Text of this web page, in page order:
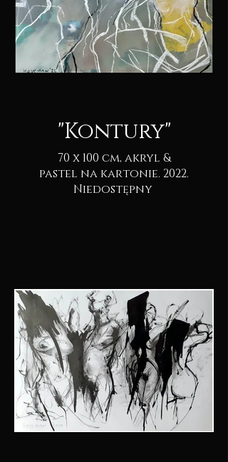
"Kontury"
70 x 100 cm, akryl &
pastel na kartonie. 2022.
Niedostępny